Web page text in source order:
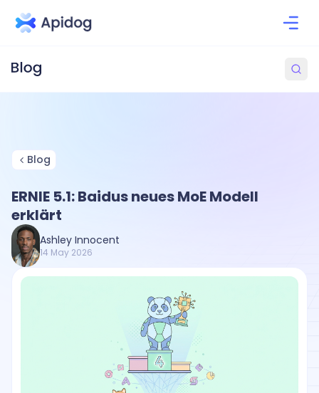
Blog
ERNIE 5.1: Baidus neues MoE Modell
erklärt
Ashley Innocent
14 May 2026